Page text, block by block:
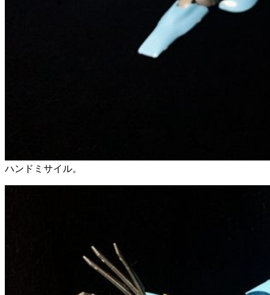
ハンドミサイル。